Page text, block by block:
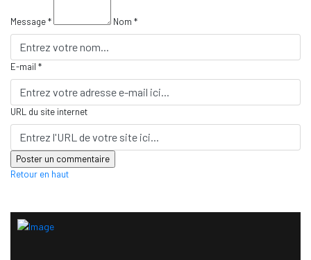
Message * Nom *
E-mail *
URL du site internet
Retour en haut